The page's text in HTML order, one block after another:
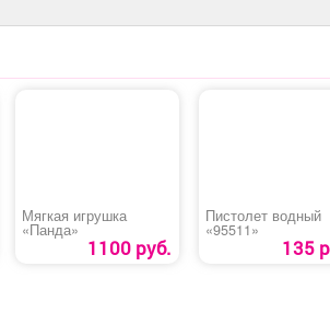
Мягкая игрушка
«Панда»
1100 руб.
Пистолет водный
«95511»
135